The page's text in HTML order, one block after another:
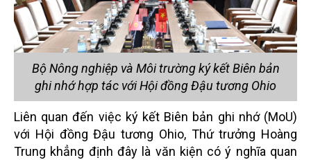
Bộ Nông nghiệp và Môi trường ký kết Biên bản
ghi nhớ hợp tác với Hội đồng Đậu tương Ohio
Liên quan đến việc ký kết Biên bản ghi nhớ (MoU)
với Hội đồng Đậu tương Ohio, Thứ trưởng Hoàng
Trung khẳng định đây là văn kiện có ý nghĩa quan